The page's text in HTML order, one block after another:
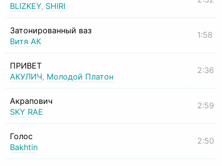
BLIZKEY, SHIRI
Затонированный ваз
Витя АК
1:58
ПРИВЕТ
АКУЛИЧ, Молодой Платон
2:36
Акрапович
SKY RAE
2:59
Голос
Bakhtin
2:50